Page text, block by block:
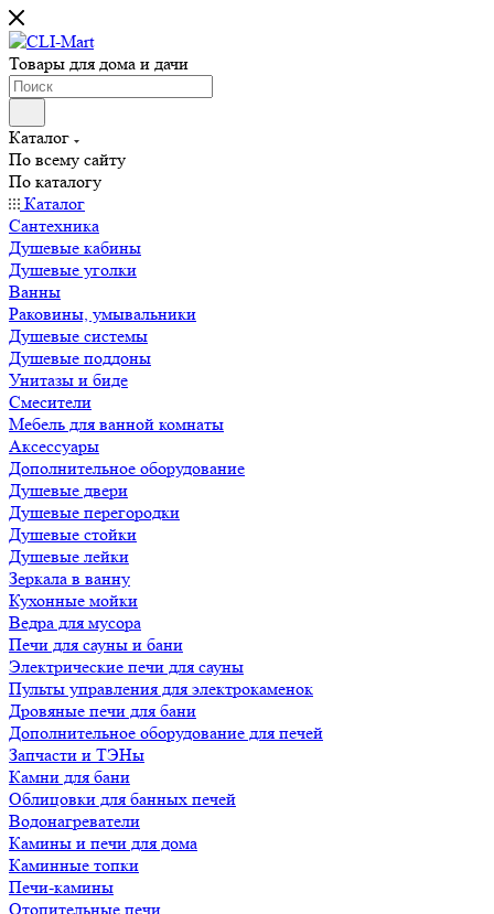
Товары для дома и дачи
Каталог
По всему сайту
По каталогу
Каталог
Сантехника
Душевые кабины
Душевые уголки
Ванны
Раковины, умывальники
Душевые системы
Душевые поддоны
Унитазы и биде
Смесители
Мебель для ванной комнаты
Аксессуары
Дополнительное оборудование
Душевые двери
Душевые перегородки
Душевые стойки
Душевые лейки
Зеркала в ванну
Кухонные мойки
Ведра для мусора
Печи для сауны и бани
Электрические печи для сауны
Пульты управления для электрокаменок
Дровяные печи для бани
Дополнительное оборудование для печей
Запчасти и ТЭНы
Камни для бани
Облицовки для банных печей
Водонагреватели
Камины и печи для дома
Каминные топки
Печи-камины
Отопительные печи